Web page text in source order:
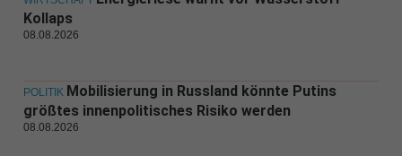
Kollaps
08.08.2026
POLITIK Mobilisierung in Russland könnte Putins
größtes innenpolitisches Risiko werden
08.08.2026